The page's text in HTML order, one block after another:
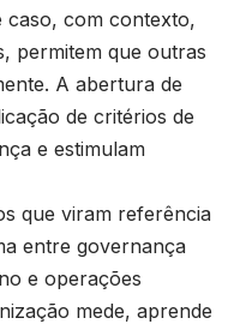
caso, com contexto,
permitem que outras
A abertura de
de critérios de
e estimulam
que viram referência
entre governança
e operações
mede, aprende